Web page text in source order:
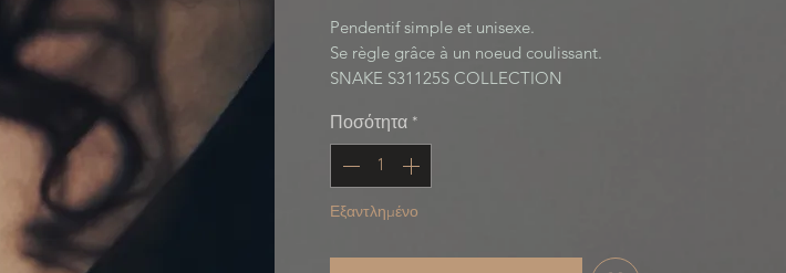
Pendentif simple et unisexe.
Se règle grâce à un noeud coulissant.
SNAKE S31125S COLLECTION
Ποσότητα *
Εξαντλημένο